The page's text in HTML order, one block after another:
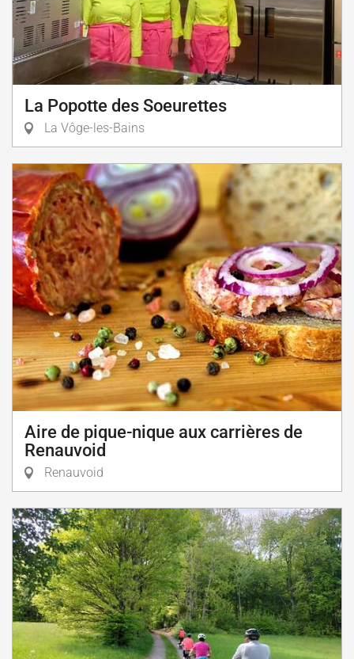
La Popotte des Soeurettes
La Vôge-les-Bains
Aire de pique-nique aux carrières de
Renauvoid
Renauvoid